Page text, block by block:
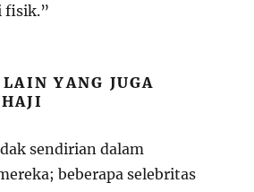
fisik.”
YANG JUGA
sendirian dalam
beberapa selebritas